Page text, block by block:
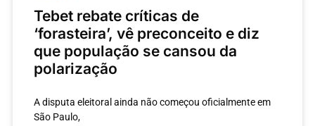
Tebet rebate críticas de
‘forasteira’, vê preconceito e diz
que população se cansou da
polarização
A disputa eleitoral ainda não começou oficialmente em
São Paulo,